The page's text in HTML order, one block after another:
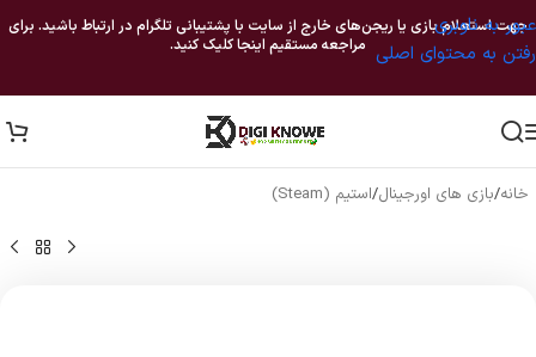
عبور به ناوبری
رفتن به محتوای اصلی
جهت استعلام بازی یا ریجن‌های خارج از سایت با پشتیبانی تلگرام در ارتباط باشید. برای
مراجعه مستقیم اینجا کلیک کنید.
خانه/بازی های اورجینال/استیم (Steam)